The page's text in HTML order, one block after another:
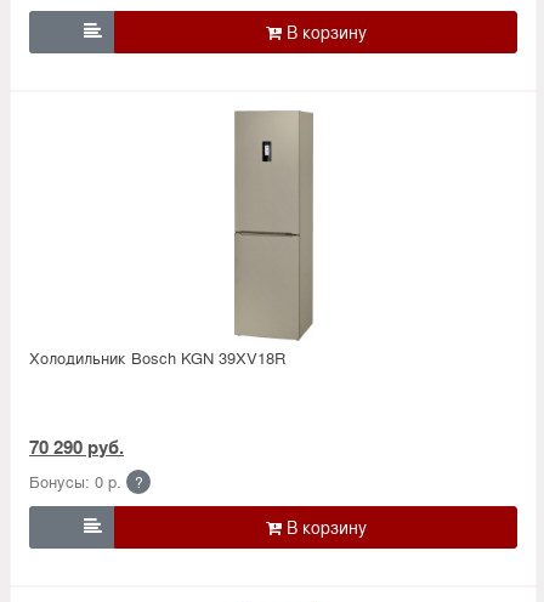

Холодильник Bosсh KGN 39XV18R
70 290 руб.
Бонусы: 0 р. ?
